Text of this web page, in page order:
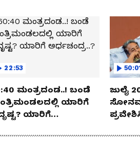
22:53
ಬಂಡೆ
ಯಾರಿಗೆ
ಯಾರಿಗೆ
ಜುಲೈ
ಸೋನಮ್